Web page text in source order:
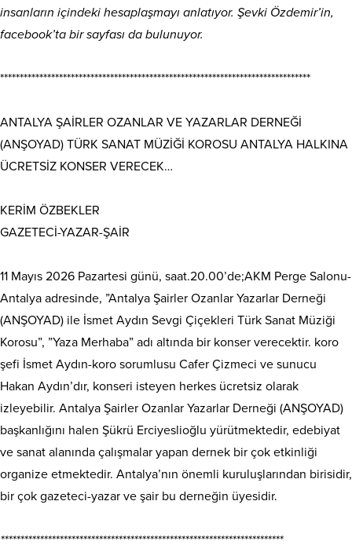
insanların içindeki hesaplaşmayı anlatıyor. Şevki Özdemir’in,
facebook’ta bir sayfası da bulunuyor.
*******************************************************************************
ANTALYA ŞAİRLER OZANLAR VE YAZARLAR DERNEĞİ
(ANŞOYAD) TÜRK SANAT MÜZİĞİ KOROSU ANTALYA HALKINA
ÜCRETSİZ KONSER VERECEK…
KERİM ÖZBEKLER
GAZETECİ-YAZAR-ŞAİR
11 Mayıs 2026 Pazartesi günü, saat.20.00’de;AKM Perge Salonu-
Antalya adresinde, ”Antalya Şairler Ozanlar Yazarlar Derneği
(ANŞOYAD) ile İsmet Aydın Sevgi Çiçekleri Türk Sanat Müziği
Korosu”, ”Yaza Merhaba” adı altında bir konser verecektir. koro
şefi İsmet Aydın-koro sorumlusu Cafer Çizmeci ve sunucu
Hakan Aydın’dır, konseri isteyen herkes ücretsiz olarak
izleyebilir. Antalya Şairler Ozanlar Yazarlar Derneği (ANŞOYAD)
başkanlığını halen Şükrü Erciyeslioğlu yürütmektedir, edebiyat
ve sanat alanında çalışmalar yapan dernek bir çok etkinliği
organize etmektedir. Antalya’nın önemli kuruluşlarından birisidir,
bir çok gazeteci-yazar ve şair bu derneğin üyesidir.
************************************************************************